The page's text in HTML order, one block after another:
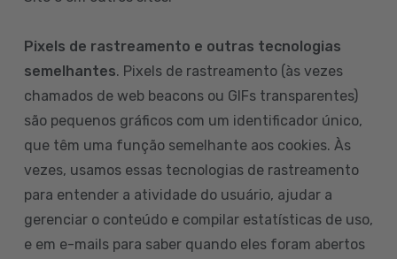
Pixels de rastreamento e outras tecnologias
semelhantes. Pixels de rastreamento (às vezes
chamados de web beacons ou GIFs transparentes)
são pequenos gráficos com um identificador único,
que têm uma função semelhante aos cookies. Às
vezes, usamos essas tecnologias de rastreamento
para entender a atividade do usuário, ajudar a
gerenciar o conteúdo e compilar estatísticas de uso,
e em e-mails para saber quando eles foram abertos